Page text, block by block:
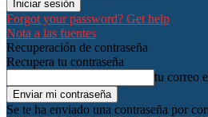
Forgot your password? Get help
Nota a las fuentes
Recuperación de contraseña
Recupera tu contraseña
tu correo
Se te ha enviado una contraseña por